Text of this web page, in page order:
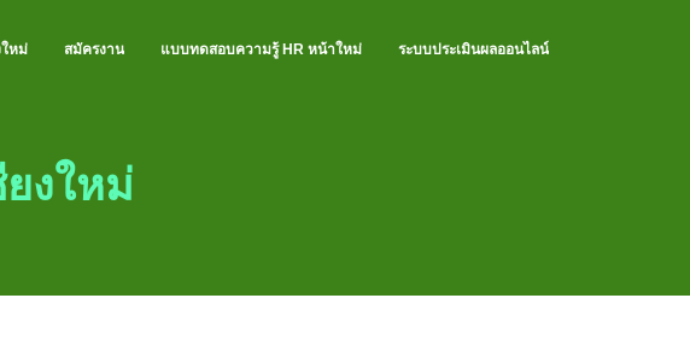
หม่ สมัครงาน แบบทดสอบความรู้ HR หน้าใหม่ ระบบประเมินผลออนไลน์
งใหม่